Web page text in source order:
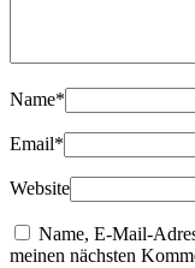
Name*
Email*
Website
Name, E-Mail-
meinen nächsten